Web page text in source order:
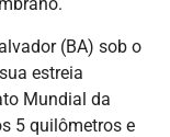
(BA) sob o
estreia
Mundial da
5 quilômetros e